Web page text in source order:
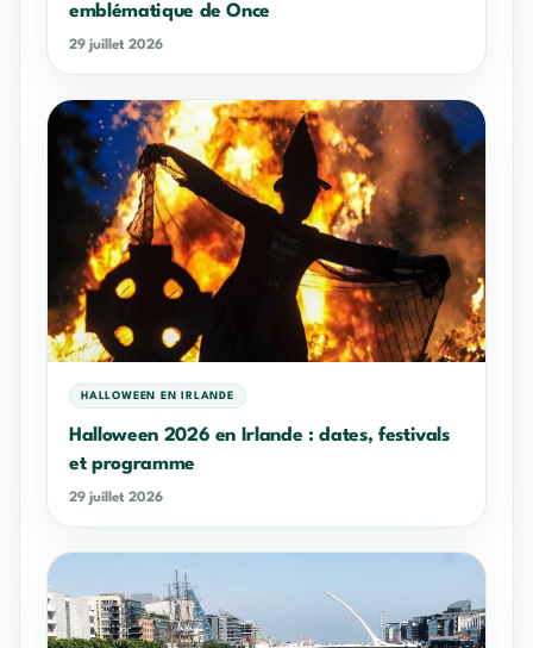
emblématique de Once
29 juillet 2026
HALLOWEEN EN IRLANDE
Halloween 2026 en Irlande : dates, festivals
et programme
29 juillet 2026